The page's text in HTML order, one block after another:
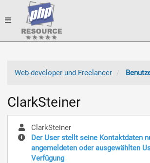
Toggle
Web-developer und Freelancer
ClarkSteiner
ClarkSteiner
Der User stellt seine Kontaktdaten
angemeldeten oder ausgewählten
Verfügung